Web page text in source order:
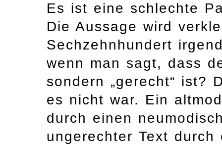
Es ist eine schlechte
Die Aussage wird
Sechzehnhundert
wenn man sagt, dass
sondern „gerecht“ ist?
es nicht war. Ein
durch einen
ungerechter Text